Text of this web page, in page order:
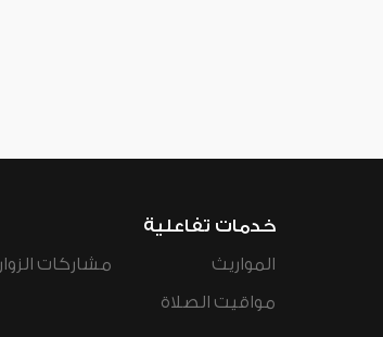
خدمات تفاعلية
المواريث
مواقيت الصلاة
مشاركات الزوار